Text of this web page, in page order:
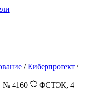
/ Киберпротект /
№ 4160
ФСТЭК, 4